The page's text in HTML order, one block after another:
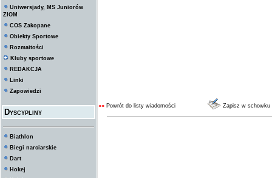
Uniwersjady, MS Juniorów
ZIOM
COS Zakopane
Obiekty Sportowe
Rozmaitości
Kluby sportowe
REDAKCJA
Linki
Zapowiedzi
Dyscypliny
Biathlon
Biegi narciarskie
Dart
Hokej
«« Powrót do listy wiadomości Zapisz w schowku